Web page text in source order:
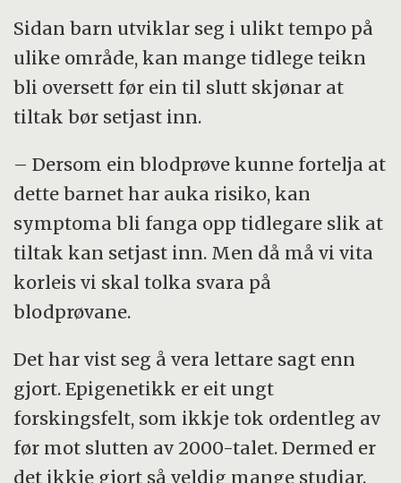
Sidan barn utviklar seg i ulikt tempo på
ulike område, kan mange tidlege teikn
bli oversett før ein til slutt skjønar at
tiltak bør setjast inn.
– Dersom ein blodprøve kunne fortelja at
dette barnet har auka risiko, kan
symptoma bli fanga opp tidlegare slik at
tiltak kan setjast inn. Men då må vi vita
korleis vi skal tolka svara på
blodprøvane.
Det har vist seg å vera lettare sagt enn
gjort. Epigenetikk er eit ungt
forskingsfelt, som ikkje tok ordentleg av
før mot slutten av 2000-talet. Dermed er
det ikkje gjort så veldig mange studiar.